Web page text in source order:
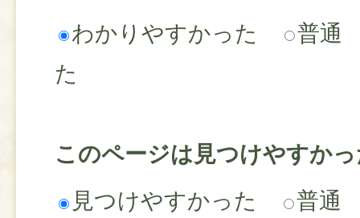
わかりやすかった
普通
た
このページは見つけやすか
見つけやすかった
普通